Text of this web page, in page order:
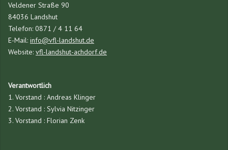
Veldener Straße 90
84036 Landshut
Telefon: 0871 / 4 11 64
E-Mail: info@vfl-landshut.de
Website: vfl-landshut-achdorf.de
Verantwortlich
1. Vorstand : Andreas Klinger
2. Vorstand : Sylvia Nitzinger
3. Vorstand : Florian Zenk